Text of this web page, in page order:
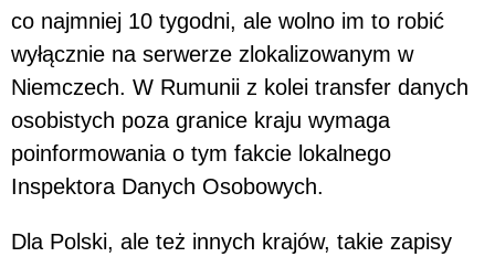
co najmniej 10 tygodni, ale wolno im to robić
wyłącznie na serwerze zlokalizowanym w
Niemczech. W Rumunii z kolei transfer danych
osobistych poza granice kraju wymaga
poinformowania o tym fakcie lokalnego
Inspektora Danych Osobowych.
Dla Polski, ale też innych krajów, takie zapisy